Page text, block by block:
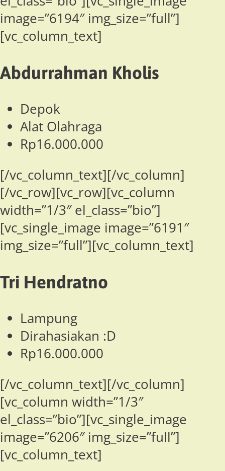
image=”6194″ img_size=”full”]
[vc_column_text]
Abdurrahman Kholis
Depok
Alat Olahraga
Rp16.000.000
[/vc_column_text][/vc_column]
[/vc_row][vc_row][vc_column
width=”1/3″ el_class=”bio”]
[vc_single_image image=”6191″
img_size=”full”][vc_column_text]
Tri Hendratno
Lampung
Dirahasiakan :D
Rp16.000.000
[/vc_column_text][/vc_column]
[vc_column width=”1/3″
el_class=”bio”][vc_single_image
image=”6206″ img_size=”full”]
[vc_column_text]